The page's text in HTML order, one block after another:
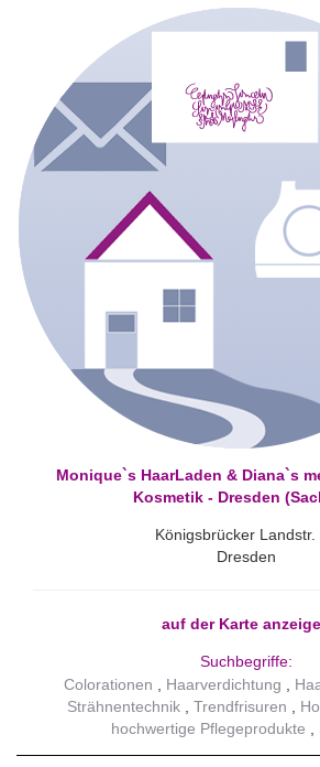
Monique`s HaarLaden & Diana`s
Kosmetik - Dresden
Königsbrücker Landstr.
Dresden
auf der Karte
Suchbegriffe:
Colorationen
Haarverdichtung
Strähnentechnik
Trendfrisuren
hochwertige Pflegeprodukte